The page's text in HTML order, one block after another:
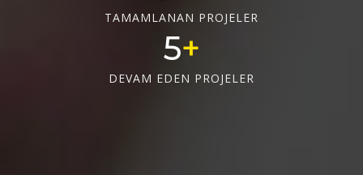
TAMAMLANAN PROJELER
6
DEVAM EDEN PROJELER